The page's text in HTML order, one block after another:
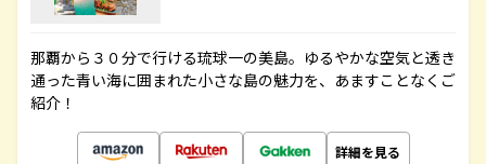
那覇から３０分で行ける琉球一の美島。ゆるやかな空気と透き
通った青い海に囲まれた小さな島の魅力を、あますことなくご
紹介！
詳細を見る